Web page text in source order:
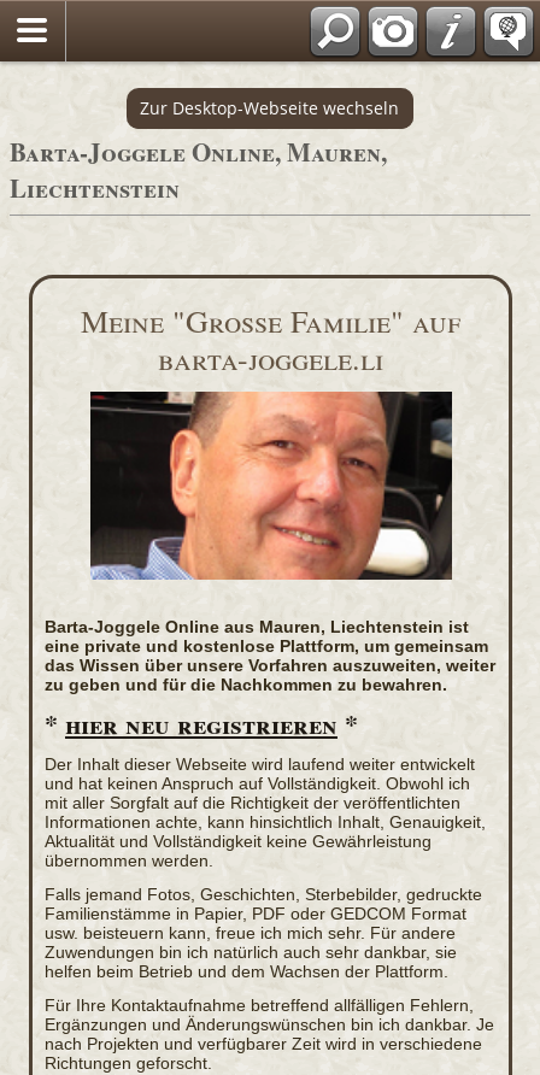
Zur Desktop-Webseite wechseln
Barta-Joggele Online, Mauren,
Liechtenstein
Meine "Grosse Familie" auf
barta-joggele.li
Barta-Joggele Online aus Mauren, Liechtenstein ist
eine private und kostenlose Plattform, um gemeinsam
das Wissen über unsere Vorfahren auszuweiten, weiter
zu geben und für die Nachkommen zu bewahren.
* hier neu registrieren *
Der Inhalt dieser Webseite wird laufend weiter entwickelt
und hat keinen Anspruch auf Vollständigkeit. Obwohl ich
mit aller Sorgfalt auf die Richtigkeit der veröffentlichten
Informationen achte, kann hinsichtlich Inhalt, Genauigkeit,
Aktualität und Vollständigkeit keine Gewährleistung
übernommen werden.
Falls jemand Fotos, Geschichten, Sterbebilder, gedruckte
Familienstämme in Papier, PDF oder GEDCOM Format
usw. beisteuern kann, freue ich mich sehr. Für andere
Zuwendungen bin ich natürlich auch sehr dankbar, sie
helfen beim Betrieb und dem Wachsen der Plattform.
Für Ihre Kontaktaufnahme betreffend allfälligen Fehlern,
Ergänzungen und Änderungswünschen bin ich dankbar. Je
nach Projekten und verfügbarer Zeit wird in verschiedene
Richtungen geforscht.